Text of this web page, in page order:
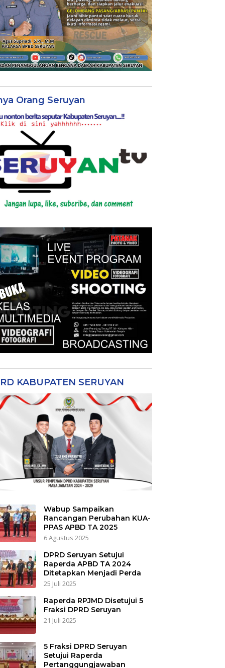
Orang Seruyan
KABUPATEN SERUYAN
Wabup Sampaikan
Rancangan Perubahan KUA-
PPAS APBD TA 2025
6 Agustus 2025
DPRD Seruyan Setujui
Raperda APBD TA 2024
Ditetapkan Menjadi Perda
25 Juli 2025
Raperda RPJMD Disetujui 5
Fraksi DPRD Seruyan
21 Juli 2025
5 Fraksi DPRD Seruyan
Setujui Raperda
Pertanggungjawaban